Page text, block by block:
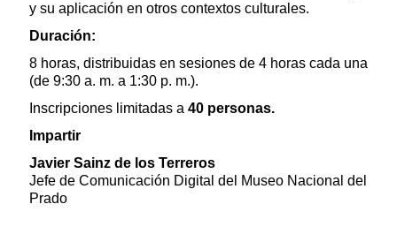
y su aplicación en otros contextos culturales.
Duración:
8 horas, distribuidas en sesiones de 4 horas cada una
(de 9:30 a. m. a 1:30 p. m.).
Inscripciones limitadas a 40 personas.
Impartir
Javier Sainz de los Terreros
Jefe de Comunicación Digital del Museo Nacional del
Prado